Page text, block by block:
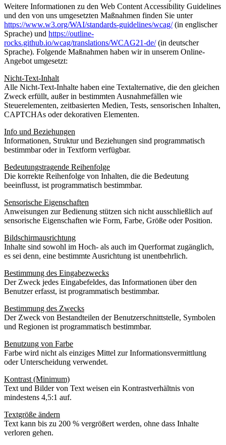
Weitere Informationen zu den Web Content Accessibility Guidelines
und den von uns umgesetzten Maßnahmen finden Sie unter
https://www.w3.org/WAI/standards-guidelines/wcag/(in englischer
Sprache) und https://outline-
rocks.github.io/wcag/translations/WCAG21-de/(in deutscher
Sprache). Folgende Maßnahmen haben wir in unserem Online-
Angebot umgesetzt:
Nicht-Text-Inhalt
Alle Nicht-Text-Inhalte haben eine Textalternative, die den gleichen
Zweck erfüllt, außer in bestimmten Ausnahmefällen wie
Steuerelementen, zeitbasierten Medien, Tests, sensorischen Inhalten,
CAPTCHAs oder dekorativen Elementen.
Info und Beziehungen
Informationen, Struktur und Beziehungen sind programmatisch
bestimmbar oder in Textform verfügbar.
Bedeutungstragende Reihenfolge
Die korrekte Reihenfolge von Inhalten, die die Bedeutung
beeinflusst, ist programmatisch bestimmbar.
Sensorische Eigenschaften
Anweisungen zur Bedienung stützen sich nicht ausschließlich auf
sensorische Eigenschaften wie Form, Farbe, Größe oder Position.
Bildschirmausrichtung
Inhalte sind sowohl im Hoch- als auch im Querformat zugänglich,
es sei denn, eine bestimmte Ausrichtung ist unentbehrlich.
Bestimmung des Eingabezwecks
Der Zweck jedes Eingabefeldes, das Informationen über den
Benutzer erfasst, ist programmatisch bestimmbar.
Bestimmung des Zwecks
Der Zweck von Bestandteilen der Benutzerschnittstelle, Symbolen
und Regionen ist programmatisch bestimmbar.
Benutzung von Farbe
Farbe wird nicht als einziges Mittel zur Informationsvermittlung
oder Unterscheidung verwendet.
Kontrast (Minimum)
Text und Bilder von Text weisen ein Kontrastverhältnis von
mindestens 4,5:1 auf.
Textgröße ändern
Text kann bis zu 200 % vergrößert werden, ohne dass Inhalte
verloren gehen.